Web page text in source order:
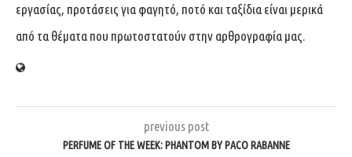
εργασίας, προτάσεις για φαγητό, ποτό και ταξίδια είναι μερικά
από τα θέματα που πρωτοστατούν στην αρθρογραφία μας.
previous post
PERFUME OF THE WEEK: PHANTOM BY PACO RABANNE